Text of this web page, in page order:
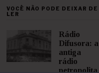
VOCÊ NÃO PODE DEIXAR DE
LER
Rádio
Difusora: a
antiga
rádio
petropolita